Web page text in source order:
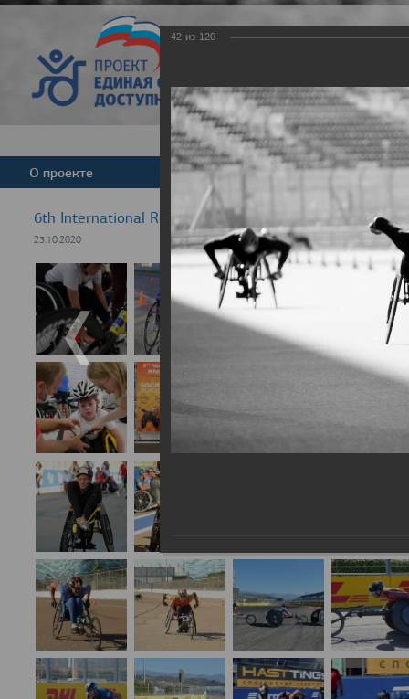
Версия для
О проекте Команда Новости
6th International Rezept-Sport Wheelchair Half
23.10.2020
42 из 120